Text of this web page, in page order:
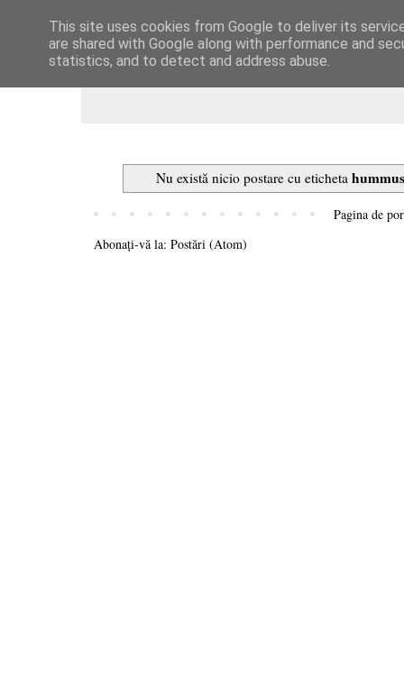
Dulcegarii culinare
Nu există nicio postare cu eticheta
Pagina de
Abonați-vă la: Postări (Atom)
This site uses cookies from Google to deliver its
are shared with Google along with performance and
statistics, and to detect and address abuse.